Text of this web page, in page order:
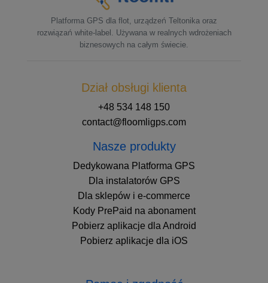
Platforma GPS dla flot, urządzeń Teltonika oraz
rozwiązań white-label. Używana w realnych wdrożeniach
biznesowych na całym świecie.
Dział obsługi klienta
+48 534 148 150
contact@floomligps.com
Nasze produkty
Dedykowana Platforma GPS
Dla instalatorów GPS
Dla sklepów i e-commerce
Kody PrePaid na abonament
Pobierz aplikacje dla Android
Pobierz aplikacje dla iOS